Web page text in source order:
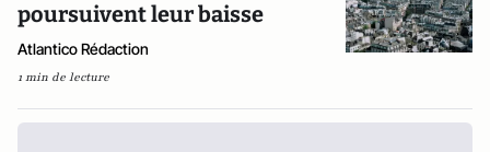
poursuivent leur baisse
Atlantico Rédaction
1 min de lecture